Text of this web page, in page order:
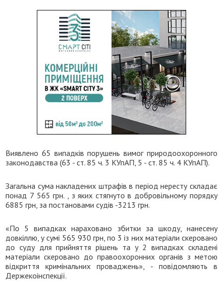
Виявлено 65 випадків порушень вимог природоохоронного
законодавства (63 - ст. 85 ч. 3 КУпАП, 5 - ст. 85 ч. 4 КУпАП).
Загальна сума накладених штрафів в період нересту складає
понад 7 565 грн. , з яких стягнуто в добровільному порядку
6885 грн, за постановами судів -3213 грн.
«По 5 випадках нараховано збитки за шкоду, нанесену
довкіллю, у сумі 565 930 грн, по 3 із них матеріали скеровано
до суду для прийняття рішень та у 2 випадках складені
матеріали скеровано до правоохоронних органів з метою
відкриття кримінальних проваджень», - повідомляють в
Держекоінспекції.